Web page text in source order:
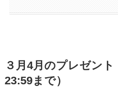
３月4月のプレゼント
23:59まで）